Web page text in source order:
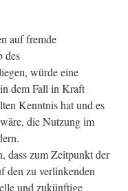
auf fremde
des
würde eine
dem Fall in Kraft
Kenntnis hat und es
die Nutzung im
dass zum Zeitpunkt der
den zu verlinkenden
und zukünftige